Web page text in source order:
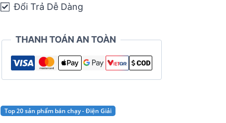
viên)Đổi Trả Dễ Dàng
THANH TOÁN AN TOÀN
Top 20 sản phẩm bán chạy - Điện Giải